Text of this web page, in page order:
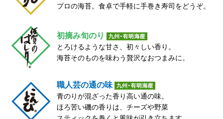
プロの海苔。食卓で手軽に手巻き寿司をどうぞ。
初摘み旬のり
とろけるような甘さ、初々しい香り。
海苔そのものを味わう贅沢なおつまみに。
職人芸の通の味
青のりが混ざった香り高い通の味。
ほろ苦い磯の香りは、チーズや野菜